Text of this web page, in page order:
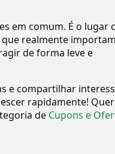
em comum. É o lugar
realmente
de forma leve e
e compartilhar
rapidamente! Quer
de Cupons e